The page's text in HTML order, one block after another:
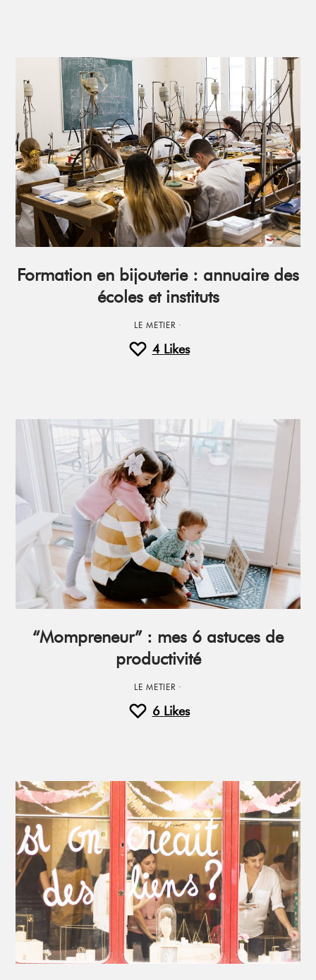
Formation en bijouterie : annuaire des
écoles et instituts
LE METIER ·
4 Likes
“Mompreneur” : mes 6 astuces de
productivité
LE METIER·
6 Likes